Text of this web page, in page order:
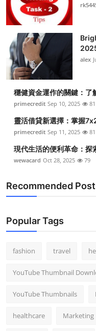
alex
穩健資金運作的關鍵：了
primecredit Sep 10, 2025 81
靈活借貸新選擇：掌握
primecredit Sep 11, 2025 81
現代生活的便利革命：探
wewacard Oct 28, 2025 79
Recommended
Popular Tags
fashion travel
YouTube Thumbnail
YouTube Thumbnails
healthcare Marketing